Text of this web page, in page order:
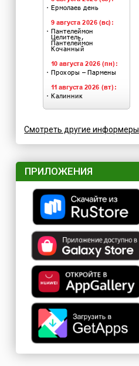
Смотреть другие информеры
ПРИЛОЖЕНИЯ